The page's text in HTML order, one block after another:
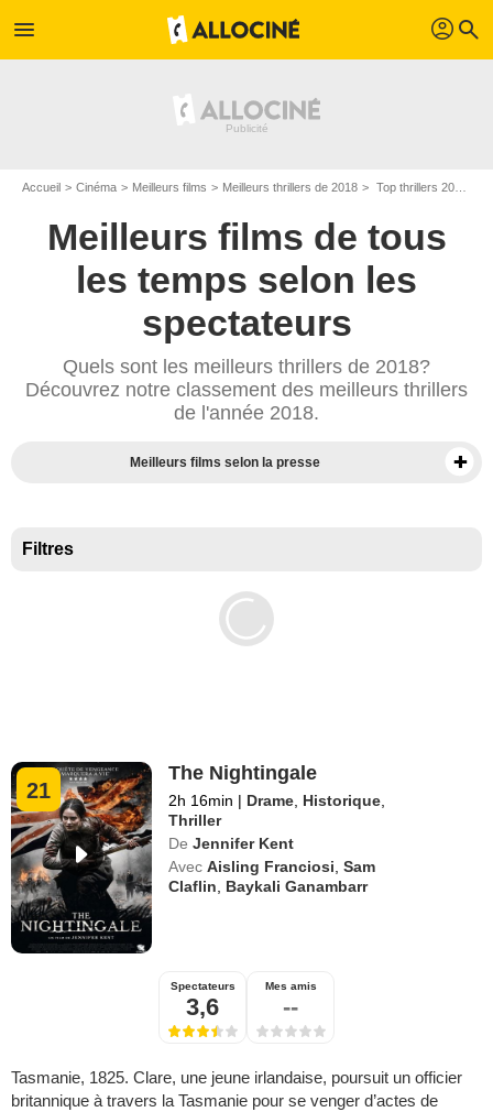
menu profil search
Accueil Cinéma Meilleurs films Meilleurs thrillers de 2018 Top thrillers 2018 - Page 3
Meilleurs films de tous
les temps selon les
spectateurs
Quels sont les meilleurs thrillers de 2018?
Découvrez notre classement des meilleurs thrillers
de l'année 2018.
Meilleurs films selon la presse
Filtres
21
The Nightingale
2h 16min | Drame Historique
Thriller
De Jennifer Kent
Avec Aisling Franciosi ,Sam
Claflin
Baykali Ganambarr
Spectateurs
3,6
Mes amis
--
Tasmanie, 1825. Clare, une jeune irlandaise, poursuit un officier
britannique à travers la Tasmanie pour se venger d’actes de